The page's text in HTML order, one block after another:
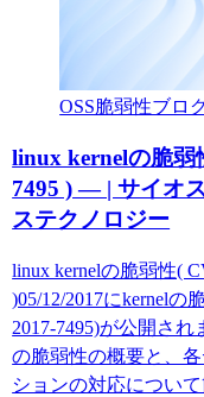
OSS脆弱性ブロ
linux kernelの脆弱
7495 ) — | サイオ
ステクノロジー
linux kernelの脆弱性(
)05/12/2017にkernelの
2017-7495)が公開され
の脆弱性の概要と、
ションの対応につい